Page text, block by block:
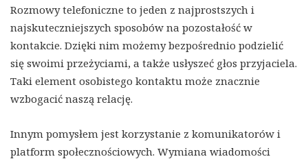
Rozmowy telefoniczne to jeden z najprostszych i
najskuteczniejszych sposobów na pozostałość w
kontakcie. Dzięki nim możemy bezpośrednio podzielić
się swoimi przeżyciami, a także usłyszeć głos przyjaciela.
Taki element osobistego kontaktu może znacznie
wzbogacić naszą relację.
Innym pomysłem jest korzystanie z komunikatorów i
platform społecznościowych. Wymiana wiadomości